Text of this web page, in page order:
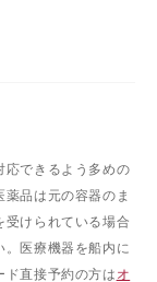
応できるよう多めの
品は元の容器のま
受けられている場合
。医療機器を船内に
ド直接予約の方は オ